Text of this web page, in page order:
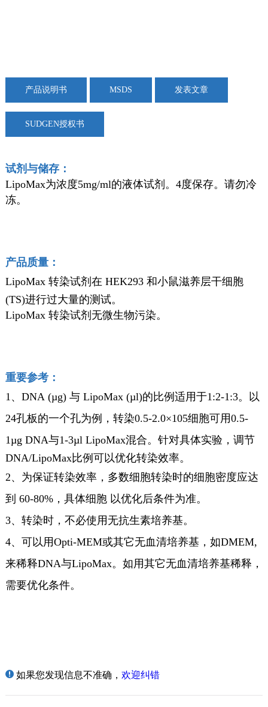
产品说明书 MSDS 发表文章
SUDGEN授权书
试剂与储存：
LipoMax为浓度5mg/ml的液体试剂。4度保存。请勿冷
冻。
产品质量：
LipoMax 转染试剂在 HEK293 和小鼠滋养层干细胞
(TS)进行过大量的测试。
LipoMax 转染试剂无微生物污染。
重要参考：
1、DNA (µg) 与 LipoMax (µl)的比例适用于1:2-1:3。以
24孔板的一个孔为例，转染0.5-2.0×105细胞可用0.5-
1µg DNA与1-3µl LipoMax混合。针对具体实验，调节
DNA/LipoMax比例可以优化转染效率。
2、为保证转染效率，多数细胞转染时的细胞密度应达
到 60-80%，具体细胞 以优化后条件为准。
3、转染时，不必使用无抗生素培养基。
4、可以用Opti-MEM或其它无血清培养基，如DMEM,
来稀释DNA与LipoMax。如用其它无血清培养基稀释，
需要优化条件。
如果您发现信息不准确， 欢迎纠错